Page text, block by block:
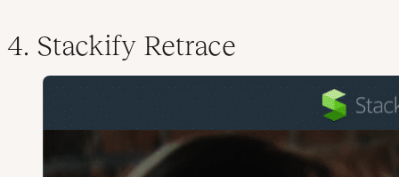
4. Stackify Retrace